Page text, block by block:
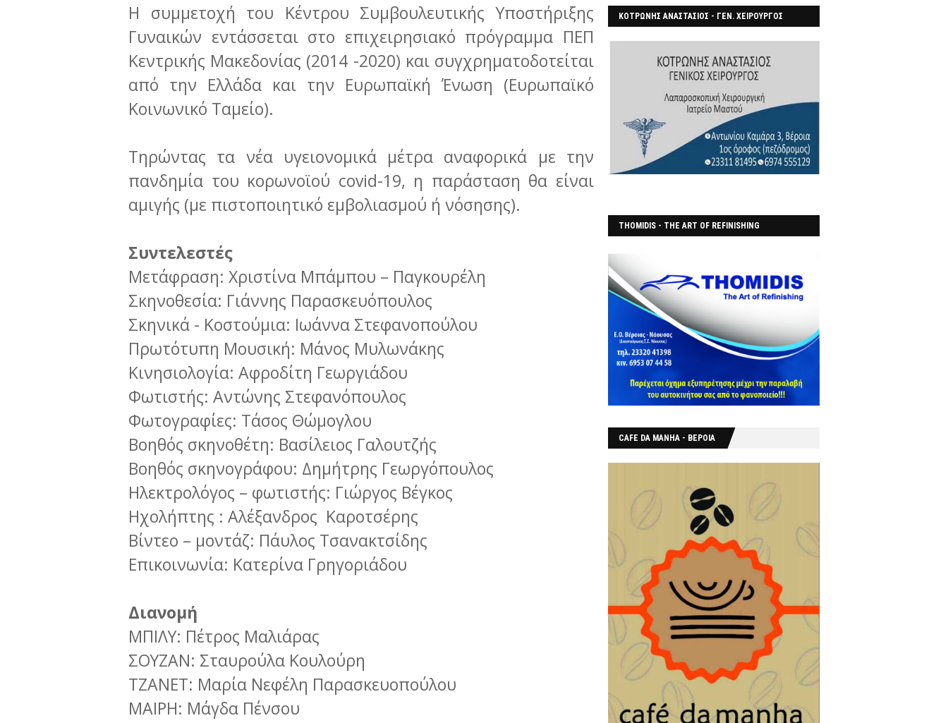
Η συμμετοχή του Κέντρου Συμβουλευτικής Υποστήριξης
Γυναικών εντάσσεται στο επιχειρησιακό πρόγραμμα ΠΕΠ
Κεντρικής Μακεδονίας (2014 -2020) και συγχρηματοδοτείται
από την Ελλάδα και την Ευρωπαϊκή Ένωση (Ευρωπαϊκό
Κοινωνικό Ταμείο).
Τηρώντας τα νέα υγειονομικά μέτρα αναφορικά με την
πανδημία του κορωνοϊού covid-19, η παράσταση θα είναι
αμιγής (με πιστοποιητικό εμβολιασμού ή νόσησης).
Συντελεστές
Μετάφραση: Χριστίνα Μπάμπου – Παγκουρέλη
Σκηνοθεσία: Γιάννης Παρασκευόπουλος
Σκηνικά - Κοστούμια: Ιωάννα Στεφανοπούλου
Πρωτότυπη Μουσική: Μάνος Μυλωνάκης
Κινησιολογία: Αφροδίτη Γεωργιάδου
Φωτιστής: Αντώνης Στεφανόπουλος
Φωτογραφίες: Τάσος Θώμογλου
Βοηθός σκηνοθέτη: Βασίλειος Γαλουτζής
Βοηθός σκηνογράφου: Δημήτρης Γεωργόπουλος
Ηλεκτρολόγος – φωτιστής: Γιώργος Βέγκος
Ηχολήπτης : Αλέξανδρος Καροτσέρης
Βίντεο – μοντάζ: Πάυλος Τσανακτσίδης
Επικοινωνία: Κατερίνα Γρηγοριάδου
Διανομή
ΜΠΙΛΥ: Πέτρος Μαλιάρας
ΣΟΥΖΑΝ: Σταυρούλα Κουλούρη
ΤΖΑΝΕΤ: Μαρία Νεφέλη Παρασκευοπούλου
ΜΑΙΡΗ: Μάγδα Πένσου
ΚΟΤΡΩΝΗΣ ΑΝΑΣΤΑΣΙΟΣ - ΓΕΝ. ΧΕΙΡΟΥΡΓΟΣ
THOMIDIS - THE ART OF REFINISHING
CAFE DA MANHA - ΒΕΡΟΙΑ